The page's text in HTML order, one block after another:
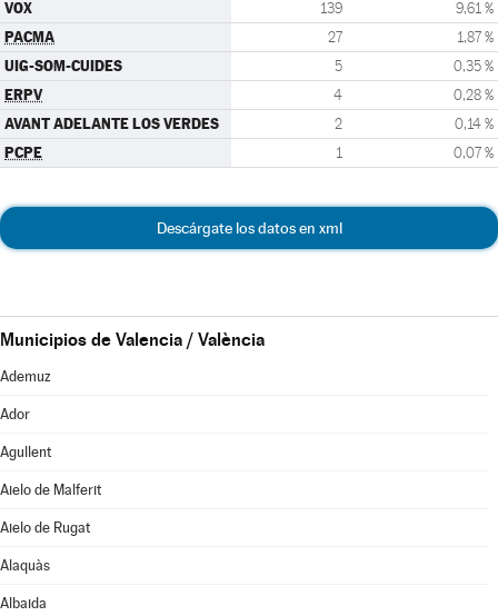
VOX 139 9,61 %
PACMA 27 1,87 %
UIG-SOM-CUIDES 5 0,35 %
ERPV 4 0,28 %
AVANT ADELANTE LOS VERDES 2 0,14 %
PCPE 1 0,07 %
Descárgate los datos en xml
Municipios de Valencia / València
Ademuz
Ador
Agullent
Aielo de Malferit
Aielo de Rugat
Alaquàs
Albaida